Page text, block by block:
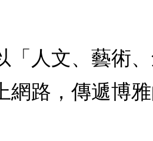
「人文、藝術
路，傳遞博